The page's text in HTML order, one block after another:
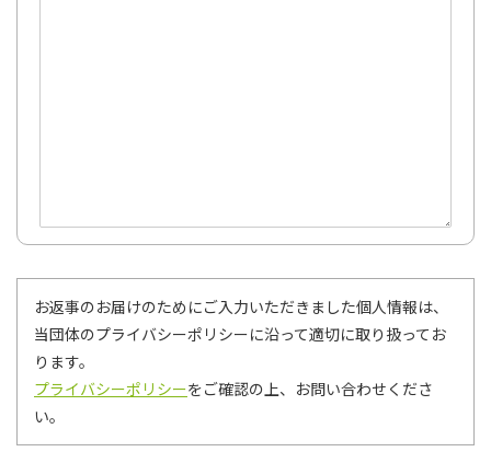
お返事のお届けのためにご入力いただきました個人情報は、
当団体のプライバシーポリシーに沿って適切に取り扱ってお
ります。
プライバシーポリシーをご確認の上、お問い合わせくださ
い。